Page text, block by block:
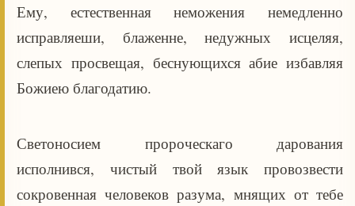
Ему, естественная неможения немедленно
исправляеши, блаженне, недужных исцеляя,
слепых просвещая, беснующихся абие избавляя
Божиею благодатию.
Светоносием пророческаго дарования
исполнився, чистый твой язык провозвести
сокровенная человеков разума, мнящих от тебе